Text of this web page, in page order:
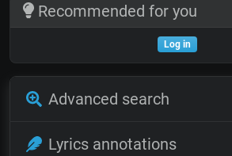
Recommended for you
Log in
Advanced search
Lyrics annotations